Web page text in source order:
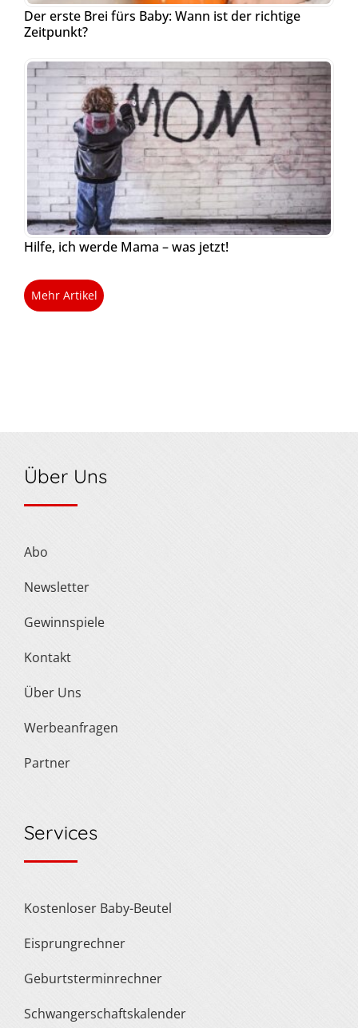
Der erste Brei fürs Baby: Wann ist der richtige
Zeitpunkt?
Hilfe, ich werde Mama – was jetzt!
Mehr Artikel
Über Uns
Abo
Newsletter
Gewinnspiele
Kontakt
Über Uns
Werbeanfragen
Partner
Services
Kostenloser Baby-Beutel
Eisprungrechner
Geburtsterminrechner
Schwangerschaftskalender